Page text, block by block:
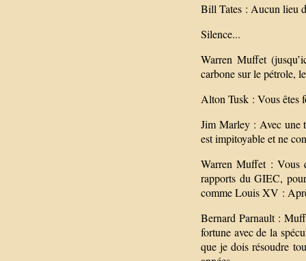
Bill Tates : Aucun lieu
Silence...
Warren Muffet
carbone sur le pétrole,
Alton Tusk : Vous êtes
Jim Marley : Avec une
est impitoyable et ne
Warren Muffet : Vous
rapports du GIEC,
comme Louis XV :
Bernard Parnault :
fortune avec de la
que je dois résoudre